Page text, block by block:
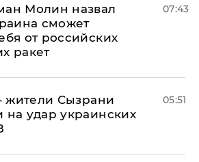
Молин назвал
сможет
от российских
ракет
07:43
жители Сызрани
на удар украинских
05:51